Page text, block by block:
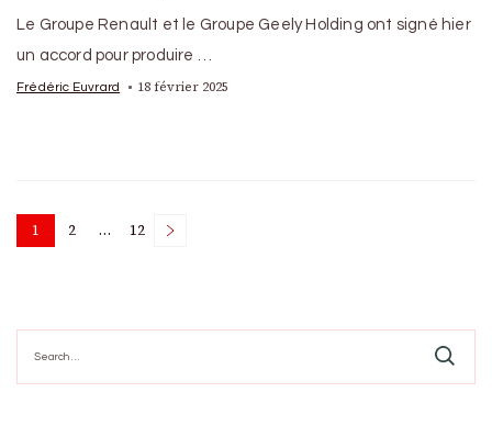
Le Groupe Renault et le Groupe Geely Holding ont signé hier
un accord pour produire …
Frédéric Euvrard 18 février 2025
Posts
Page
1 Page
2 … Page
12
for: